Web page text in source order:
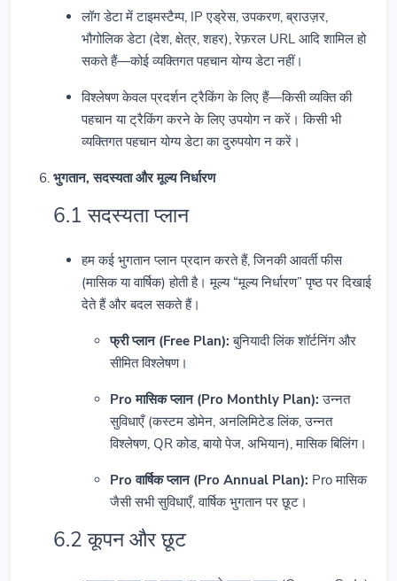
लॉग डेटा में टाइमस्टैम्प, IP एड्रेस, उपकरण, ब्राउज़र,
भौगोलिक डेटा (देश, क्षेत्र, शहर), रेफ़रल URL आदि शामिल हो
सकते हैं—कोई व्यक्तिगत पहचान योग्य डेटा नहीं।
विश्लेषण केवल प्रदर्शन ट्रैकिंग के लिए हैं—किसी व्यक्ति की
पहचान या ट्रैकिंग करने के लिए उपयोग न करें। किसी भी
व्यक्तिगत पहचान योग्य डेटा का दुरुपयोग न करें।
भुगतान, सदस्यता और मूल्य निर्धारण
6.1 सदस्यता प्लान
हम कई भुगतान प्लान प्रदान करते हैं, जिनकी आवर्ती फीस
(मासिक या वार्षिक) होती है। मूल्य “मूल्य निर्धारण” पृष्ठ पर दिखाई
देते हैं और बदल सकते हैं।
फ्री प्लान (Free Plan): बुनियादी लिंक शॉर्टनिंग और
सीमित विश्लेषण।
Pro मासिक प्लान (Pro Monthly Plan): उन्नत
सुविधाएँ (कस्टम डोमेन, अनलिमिटेड लिंक, उन्नत
विश्लेषण, QR कोड, बायो पेज, अभियान), मासिक बिलिंग।
Pro वार्षिक प्लान (Pro Annual Plan): Pro मासिक
जैसी सभी सुविधाएँ, वार्षिक भुगतान पर छूट।
6.2 कूपन और छूट